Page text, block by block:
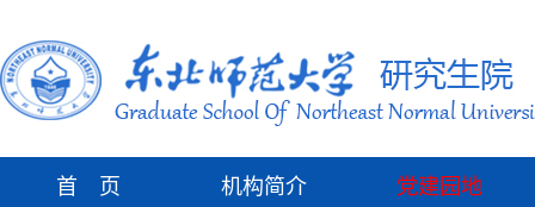
首 页 机构简介 党建园地